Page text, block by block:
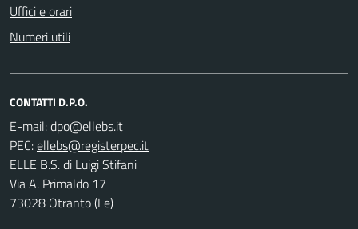
Uffici e orari
Numeri utili
CONTATTI D.P.O.
E-mail:
PEC:
ELLE B.S. di Luigi Stifani
Via A. Primaldo 17
73028 Otranto (Le)